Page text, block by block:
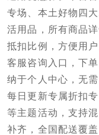
专场、本土好物四
活用品，所有商品
抵扣比例，方便用
客服咨询入口，下
纳于个人中心，无
每日更新专属折扣
等主题活动，支持
补齐，全国配送覆